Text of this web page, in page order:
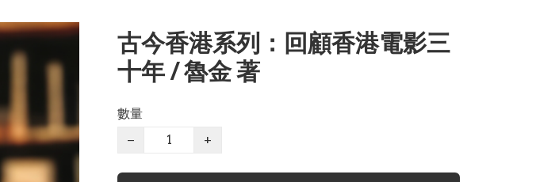
古今香港系列：回顧香港電影三
十年 / 魯金 著
數量
−
+